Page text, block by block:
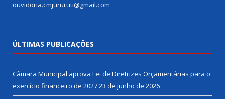
ouvidoria.cmjururuti@gmail.com
ÚLTIMAS PUBLICAÇÕES
Câmara Municipal aprova Lei de Diretrizes Orçamentárias para o
exercício financeiro de 202723 de junho de 2026